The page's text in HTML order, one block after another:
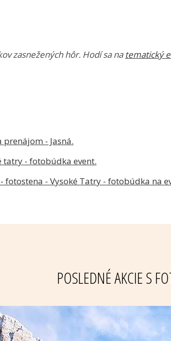
zasnežených hôr. Hodí sa na tematický
POSLEDNÉ AKCIE S